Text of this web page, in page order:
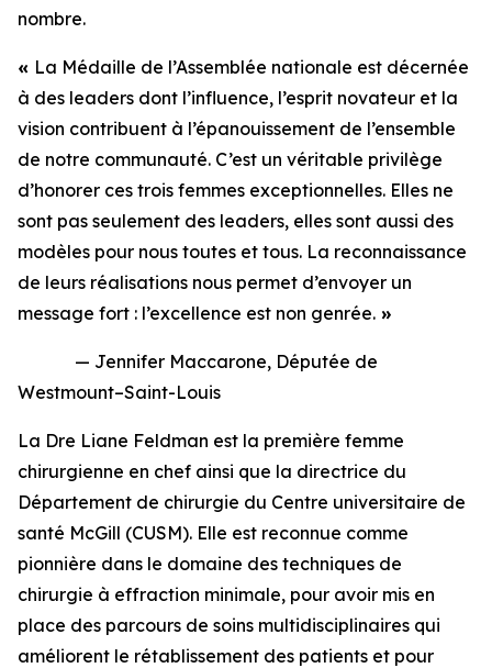
nombre.
« La Médaille de l’Assemblée nationale est décernée
à des leaders dont l’influence, l’esprit novateur et la
vision contribuent à l’épanouissement de l’ensemble
de notre communauté. C’est un véritable privilège
d’honorer ces trois femmes exceptionnelles. Elles ne
sont pas seulement des leaders, elles sont aussi des
modèles pour nous toutes et tous. La reconnaissance
de leurs réalisations nous permet d’envoyer un
message fort : l’excellence est non genrée. »
— Jennifer Maccarone, Députée de
Westmount–Saint-Louis
La Dre Liane Feldman est la première femme
chirurgienne en chef ainsi que la directrice du
Département de chirurgie du Centre universitaire de
santé McGill (CUSM). Elle est reconnue comme
pionnière dans le domaine des techniques de
chirurgie à effraction minimale, pour avoir mis en
place des parcours de soins multidisciplinaires qui
améliorent le rétablissement des patients et pour